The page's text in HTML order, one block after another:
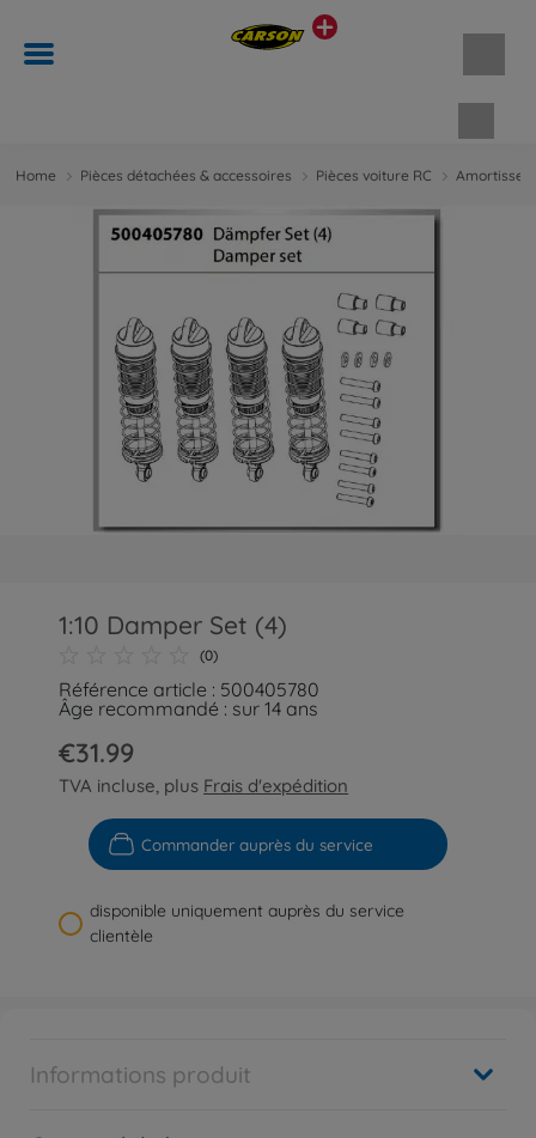
Home Pièces détachées & accessoires Pièces voiture RC
1:10 Damper Set (4)
(0)
Référence article : 500405780
Âge recommandé : sur 14 ans
€31.99
TVA incluse, plus Frais d'expédition
Commander auprès du service
disponible uniquement auprès du service
clientèle
Informations produit